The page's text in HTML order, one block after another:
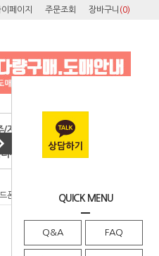
QUICK MENU
Q&A FAQ
이페이지 주문조회 장바구니 (0)
/자개 오스트리아
부자재 공구/포장
폰줄 6~7cm 16color OR (10개)